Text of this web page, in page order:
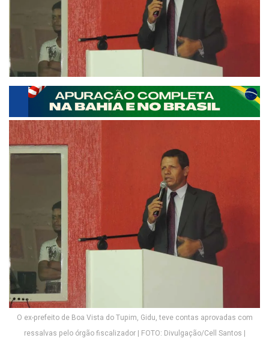
O ex-prefeito de Boa Vista do Tupim, Gidu, teve contas aprovadas com
ressalvas pelo órgão fiscalizador | FOTO: Divulgação/Cell Santos |